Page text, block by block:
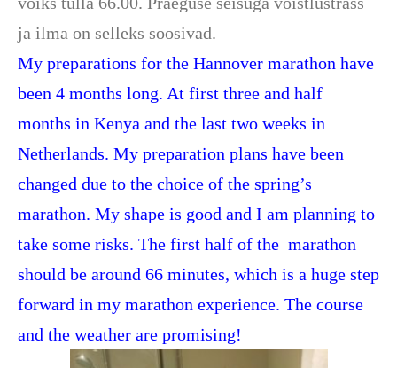
ja ilma on selleks soosivad.
My preparations for the Hannover marathon have
been 4 months long. At first three and half
months in Kenya and the last two weeks in
Netherlands. My preparation plans have been
changed due to the choice of the spring’s
marathon. My shape is good and I am planning to
take some risks. The first half of the marathon
should be around 66 minutes, which is a huge step
forward in my marathon experience. The course
and the weather are promising!